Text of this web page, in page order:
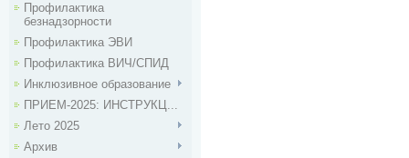
Профилактика
безнадзорности
Профилактика ЭВИ
Профилактика ВИЧ/СПИД
Инклюзивное образование
ПРИЕМ-2025: ИНСТРУКЦ...
Лето 2025
Архив